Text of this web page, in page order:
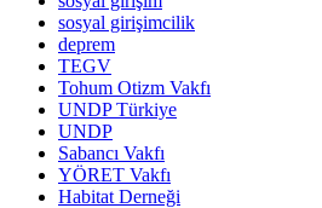
sosyal girişimcilik
deprem
TEGV
Tohum Otizm Vakfı
UNDP Türkiye
UNDP
Sabancı Vakfı
YÖRET Vakfı
Habitat Derneği